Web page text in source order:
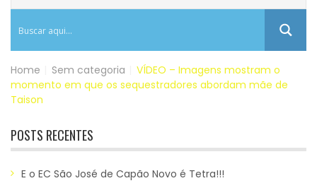
Home Sem categoria
VÍDEO – Imagens mostram o
momento em que os sequestradores abordam mãe de
Taison
POSTS RECENTES
E o EC São José de Capão Novo é Tetra!!!